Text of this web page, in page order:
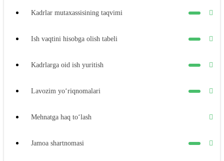
Kadrlar mutaхassisining taqvimi
Ish vaqtini hisobga olish tabeli
Kadrlarga oid ish yuritish
Lavozim yoʻriqnomalari
Mehnatga haq toʻlash
Jamoa shartnomasi